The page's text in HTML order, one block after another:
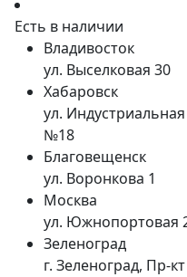
Есть в наличии
Владивосток
ул. Выселковая 30
Хабаровск
ул.
№18
Благовещенск
ул. Воронкова 1
Москва
ул. Южнопортовая
Зеленоград
г. Зеленоград, Пр-